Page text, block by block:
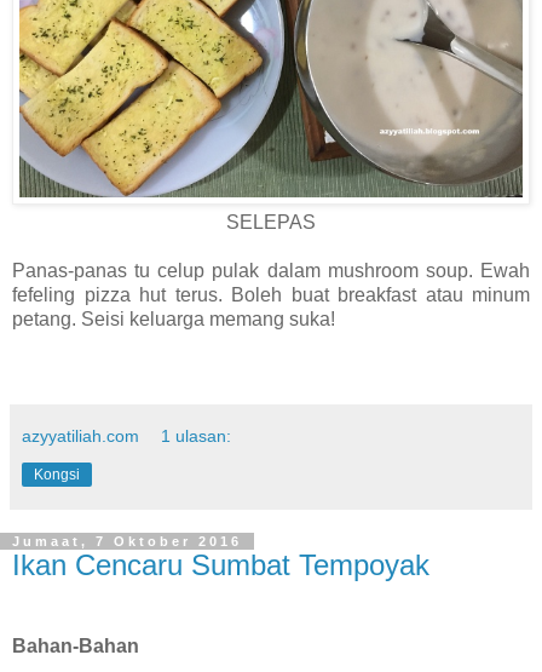
SELEPAS
Panas-panas tu celup pulak dalam mushroom soup. Ewah
fefeling pizza hut terus. Boleh buat breakfast atau minum
petang. Seisi keluarga memang suka!
azyyatiliah.com 1 ulasan:
Kongsi
Jumaat, 7 Oktober 2016
Ikan Cencaru Sumbat Tempoyak
Bahan-Bahan